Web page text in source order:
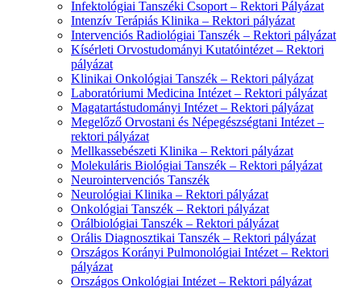
Infektológiai Tanszéki Csoport – Rektori Pályázat
Intenzív Terápiás Klinika – Rektori pályázat
Intervenciós Radiológiai Tanszék – Rektori pályázat
Kísérleti Orvostudományi Kutatóintézet – Rektori
pályázat
Klinikai Onkológiai Tanszék – Rektori pályázat
Laboratóriumi Medicina Intézet – Rektori pályázat
Magatartástudományi Intézet – Rektori pályázat
Megelőző Orvostani és Népegészségtani Intézet –
rektori pályázat
Mellkassebészeti Klinika – Rektori pályázat
Molekuláris Biológiai Tanszék – Rektori pályázat
Neurointervenciós Tanszék
Neurológiai Klinika – Rektori pályázat
Onkológiai Tanszék – Rektori pályázat
Orálbiológiai Tanszék – Rektori pályázat
Orális Diagnosztikai Tanszék – Rektori pályázat
Országos Korányi Pulmonológiai Intézet – Rektori
pályázat
Országos Onkológiai Intézet – Rektori pályázat